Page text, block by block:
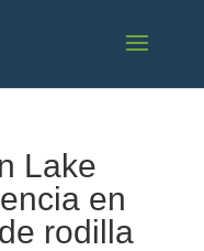
Lake
en
rodilla